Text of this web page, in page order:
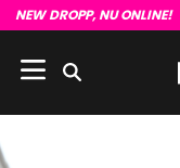
NEW DROPP, NU ONLINE!